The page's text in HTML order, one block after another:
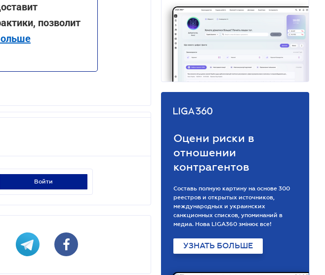
позволит
войти
Оцени риски в
отношении
контрагентов
Составь полную картину на основе 300
реестров и открытых источников,
международных и украинских
санкционных списков, упоминаний в
медиа. Нова LIGA360 змінює все!
УЗНАТЬ БОЛЬШЕ